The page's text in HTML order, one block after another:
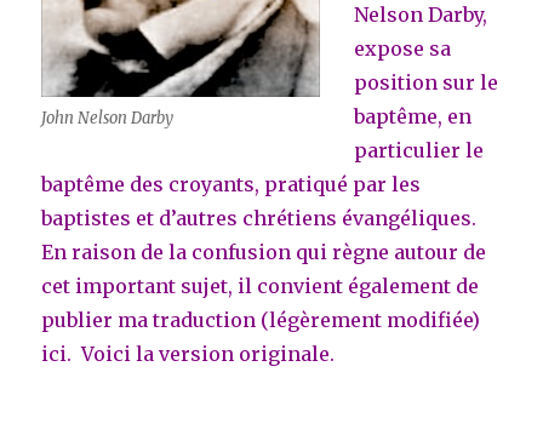
John Nelson Darby
Nelson Darby,
expose sa
position sur le
baptême, en
particulier le
baptême des croyants, pratiqué par les
baptistes et d’autres chrétiens évangéliques.
En raison de la confusion qui règne autour de
cet important sujet, il convient également de
publier ma traduction (légèrement modifiée)
ici. Voici la version originale.